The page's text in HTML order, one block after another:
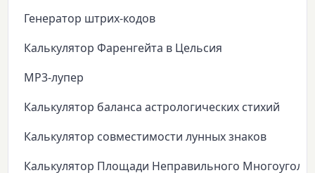
Генератор штрих-кодов
Калькулятор Фаренгейта в Цельсия
MP3-лупер
Калькулятор баланса астрологических стихий
Калькулятор совместимости лунных знаков
Калькулятор Площади Неправильного